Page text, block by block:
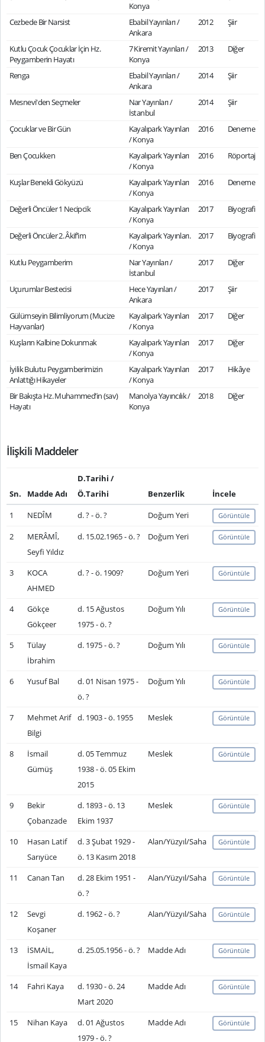
Konya
Cezbede Bir Narsist
Ebabil Yayınları /
Ankara
2012 Şiir
Kutlu Çocuk Çocuklar İçin Hz.
Peygamberin Hayatı
7 Kiremit Yayınları /
Konya
2013 Diğer
Renga
Ebabil Yayınları /
Ankara
2014 Şiir
Mesnevi'den Seçmeler
Nar Yayınları /
İstanbul
2014 Şiir
Çocuklar ve Bir Gün
Kayalıpark Yayınları
/ Konya
2016 Deneme
Ben Çocukken
Kayalıpark Yayınları
/ Konya
2016 Röportaj
Kuşlar Benekli Gökyüzü
Kayalıpark Yayınları
/ Konya
2016 Deneme
Değerli Öncüler 1 Necipcik
Kayalıpark Yayınları
/ Konya
2017 Biyografi
Değerli Öncüler 2. Âkif’im
Kayalıpark Yayınları.
/ Konya
2017 Biyografi
Kutlu Peygamberim
Nar Yayınları /
İstanbul
2017 Diğer
Uçurumlar Bestecisi
Hece Yayınları /
Ankara
2017 Şiir
Gülümseyin Bilimliyorum (Mucize
Hayvanlar)
Kayalıpark Yayınları
/ Konya
2017 Diğer
Kuşların Kalbine Dokunmak
Kayalıpark Yayınları
/ Konya
2017 Diğer
İyilik Bulutu Peygamberimizin
Anlattığı Hikayeler
Kayalıpark Yayınları
/ Konya
2017 Hikâye
Bir Bakışta Hz. Muhammed’in (sav)
Hayatı
Manolya Yayıncılık /
Konya
2018 Diğer
İlişkili Maddeler
Sn. Madde Adı
D.Tarihi /
Ö.Tarihi
Benzerlik
İncele
1
NEDÎM d. ? - ö. ? Doğum Yeri Görüntüle
2
MERÂMÎ,
Seyfi Yıldız
d. 15.02.1965 - ö. ? Doğum Yeri Görüntüle
3
KOCA
AHMED
d. ? - ö. 1909? Doğum Yeri Görüntüle
4
Gökçe
Gökçeer
d. 15 Ağustos
1975 - ö. ?
Doğum Yılı Görüntüle
5
Tülay
İbrahim
d. 1975 - ö. ? Doğum Yılı Görüntüle
6 Yusuf Bal
d. 01 Nisan 1975 -
ö. ?
Doğum Yılı Görüntüle
7
Mehmet Arif
Bilgi
d. 1903 - ö. 1955 Meslek Görüntüle
8
İsmail
Gümüş
d. 05 Temmuz
1938 - ö. 05 Ekim
2015
Meslek Görüntüle
9
Bekir
Çobanzade
d. 1893 - ö. 13
Ekim 1937
Meslek Görüntüle
10
Hasan Latif
Sarıyüce
d. 3 Şubat 1929 -
ö. 13 Kasım 2018
Alan/Yüzyıl/Saha Görüntüle
11 Canan Tan
d. 28 Ekim 1951 -
ö. ?
Alan/Yüzyıl/Saha Görüntüle
12
Sevgi
Koşaner
d. 1962 - ö. ? Alan/Yüzyıl/Saha Görüntüle
13
İSMAİL,
İsmail Kaya
d. 25.05.1956 - ö. ? Madde Adı Görüntüle
14 Fahri Kaya
d. 1930 - ö. 24
Mart 2020
Madde Adı Görüntüle
15 Nihan Kaya
d. 01 Ağustos
1979 - ö. ?
Madde Adı Görüntüle